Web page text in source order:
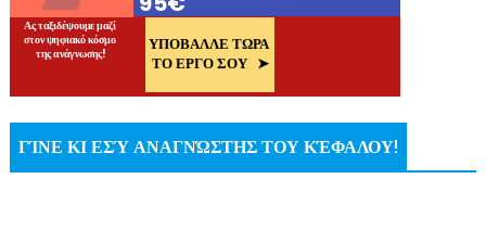
ΓΊΝΕ ΚΙ ΕΣΎ ΑΝΑΓΝΏΣΤΗΣ ΤΟΥ ΚΈΦΑΛΟΥ!